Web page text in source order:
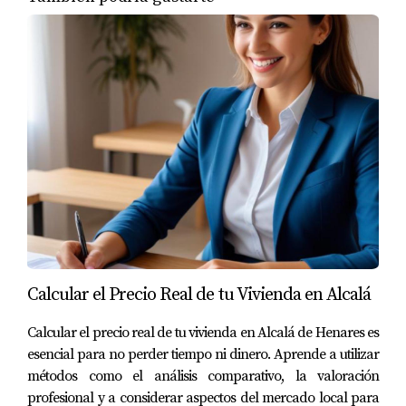
para vendedores. En Boadilla del Monte, se espera que
esta tendencia crezca aún más hacia 2026. Los
propietarios que se mantengan al día con estas
innovaciones estarán mejor posicionados para atraer a
compradores interesados.
PROYECCIONES ECONÓMICAS
PARA 2026
Las proyecciones económicas son fundamentales para
entender cómo se comportará el mercado inmobiliario
moderado pero constante en el sector, impulsado por
factores como la recuperación económica post-
pandemia y el aumento de la inversión extranjera. Esto
Calcular el Precio Real de tu Vivienda en Alcalá
Calcular el precio real de tu vivienda en Alcalá de Henares es
esencial para no perder tiempo ni dinero. Aprende a utilizar
métodos como el análisis comparativo, la valoración
profesional y a considerar aspectos del mercado local para